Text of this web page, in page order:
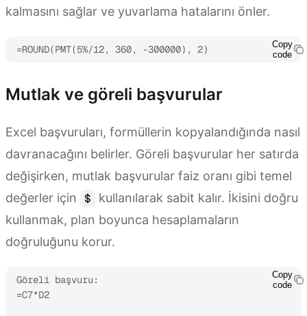
kalmasını sağlar ve yuvarlama hatalarını önler.
=ROUND(PMT(5%/12, 360, -300000), 2)
Copy
code
Mutlak ve göreli başvurular
Excel başvuruları, formüllerin kopyalandığında nasıl
davranacağını belirler. Göreli başvurular her satırda
değişirken, mutlak başvurular faiz oranı gibi temel
değerler için
$
kullanılarak sabit kalır. İkisini doğru
kullanmak, plan boyunca hesaplamaların
doğruluğunu korur.
Göreli başvuru:
=C7*D2
Copy
code